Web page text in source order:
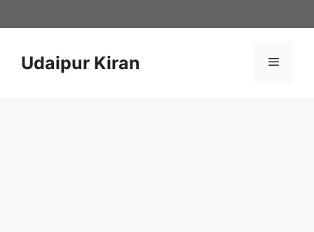
to
Udaipur Kiran Menu